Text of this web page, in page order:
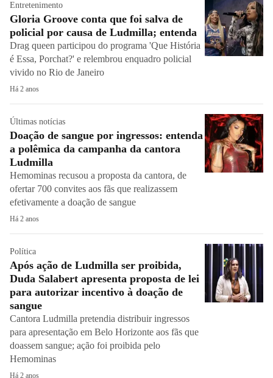
Entretenimento
Gloria Groove conta que foi salva de
policial por causa de Ludmilla; entenda
Drag queen participou do programa 'Que História
é Essa, Porchat?' e relembrou enquadro policial
vivido no Rio de Janeiro
Há 2 anos
Últimas notícias
Doação de sangue por ingressos: entenda
a polêmica da campanha da cantora
Ludmilla
Hemominas recusou a proposta da cantora, de
ofertar 700 convites aos fãs que realizassem
efetivamente a doação de sangue
Há 2 anos
Política
Após ação de Ludmilla ser proibida,
Duda Salabert apresenta proposta de lei
para autorizar incentivo à doação de
sangue
Cantora Ludmilla pretendia distribuir ingressos
para apresentação em Belo Horizonte aos fãs que
doassem sangue; ação foi proibida pelo
Hemominas
Há 2 anos